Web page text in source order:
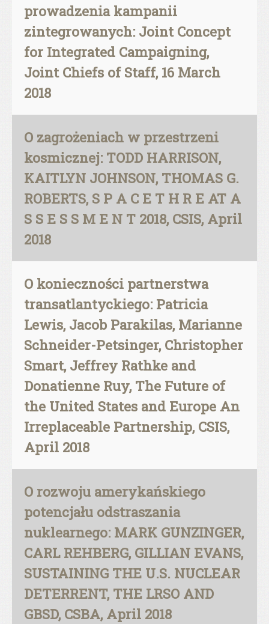
prowadzenia kampanii
zintegrowanych: Joint Concept
for Integrated Campaigning,
Joint Chiefs of Staff, 16 March
2018
O zagrożeniach w przestrzeni
kosmicznej: TODD HARRISON,
KAITLYN JOHNSON, THOMAS G.
ROBERTS, S P A C E T H R E AT A
S S E S S M E N T 2018, CSIS, April
2018
O konieczności partnerstwa
transatlantyckiego: Patricia
Lewis, Jacob Parakilas, Marianne
Schneider-Petsinger, Christopher
Smart, Jeffrey Rathke and
Donatienne Ruy, The Future of
the United States and Europe An
Irreplaceable Partnership, CSIS,
April 2018
O rozwoju amerykańskiego
potencjału odstraszania
nuklearnego: MARK GUNZINGER,
CARL REHBERG, GILLIAN EVANS,
SUSTAINING THE U.S. NUCLEAR
DETERRENT, THE LRSO AND
GBSD, CSBA, April 2018